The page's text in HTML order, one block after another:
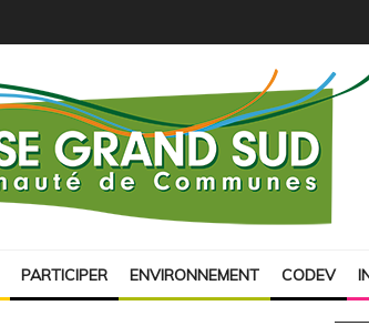
PARTICIPER ENVIRONNEMENT CODEV